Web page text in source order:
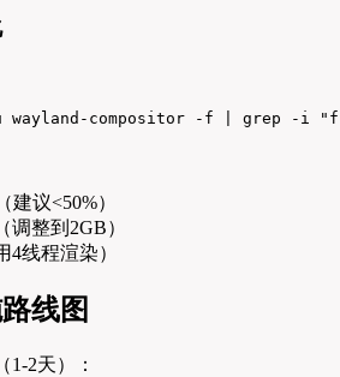
wayland-compositor -f | grep -i
建议<50%）
调整到2GB）
4线程渲染）
线图
1-2天）：